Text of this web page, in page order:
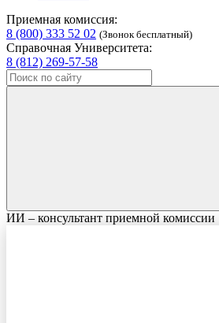
Приемная комиссия:
8 (800) 333 52 02 (Звонок бесплатный)
Справочная Университета:
8 (812) 269-57-58
ИИ – консультант приемной комиссии